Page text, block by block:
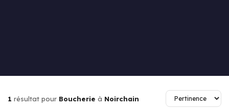
1 résultat pour Boucherie à Noirchain